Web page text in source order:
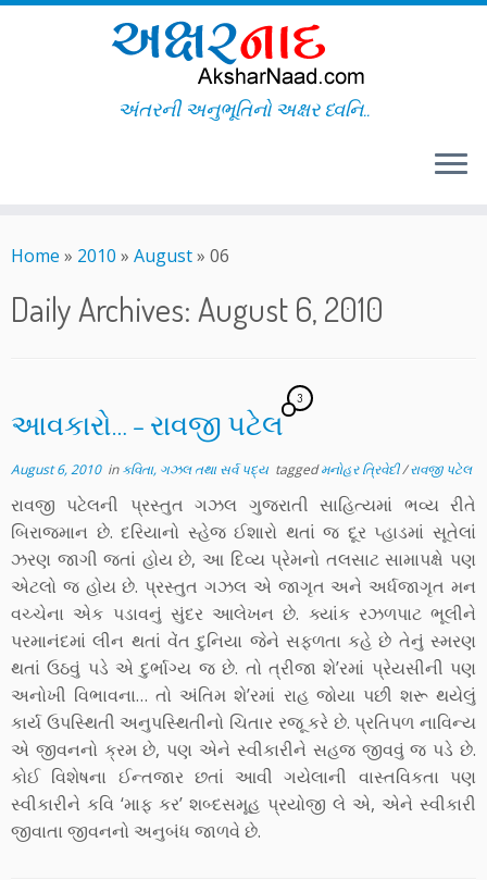
to
અંતરની અનુભૂતિનો અક્ષર ધ્વનિ..
Home » 2010 » August» 06
Daily Archives: August 6, 2010
આવકારો… – રાવજી પટેલ
3
August 6, 2010inકવિતા, ગઝલ તથા સર્વ પદ્ય taggedમનોહર ત્રિવેદી/રાવજી પટેલ
રાવજી પટેલની પ્રસ્તુત ગઝલ ગુજરાતી સાહિત્યમાં ભવ્ય રીતે
બિરાજમાન છે. દરિયાનો સ્હેજ ઈશારો થતાં જ દૂર પ્હાડમાં સૂતેલાં
ઝરણ જાગી જતાં હોય છે, આ દિવ્ય પ્રેમનો તલસાટ સામાપક્ષે પણ
એટલો જ હોય છે. પ્રસ્તુત ગઝલ એ જાગૃત અને અર્ધજાગૃત મન
વચ્ચેના એક પડાવનું સુંદર આલેખન છે. ક્યાંક રઝળપાટ ભૂલીને
પરમાનંદમાં લીન થતાં વેંત દુનિયા જેને સફળતા કહે છે તેનું સ્મરણ
થતાં ઉઠવું પડે એ દુર્ભાગ્ય જ છે. તો ત્રીજા શે’રમાં પ્રેયસીની પણ
અનોખી વિભાવના… તો અંતિમ શે’રમાં રાહ જોયા પછી શરૂ થયેલું
કાર્ય ઉપસ્થિતી અનુપસ્થિતીનો ચિતાર રજૂ કરે છે. પ્રતિપળ નાવિન્ય
એ જીવનનો ક્રમ છે, પણ એને સ્વીકારીને સહજ જીવવું જ પડે છે.
કોઈ વિશેષના ઈન્તજાર છતાં આવી ગયેલાની વાસ્તવિકતા પણ
સ્વીકારીને કવિ ‘માફ કર’ શબ્દસમૂહ પ્રયોજી લે એ, એને સ્વીકારી
જીવાતા જીવનનો અનુબંધ જાળવે છે.